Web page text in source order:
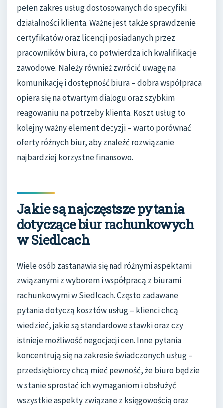
pełen zakres usług dostosowanych do specyfiki
działalności klienta. Ważne jest także sprawdzenie
certyfikatów oraz licencji posiadanych przez
pracowników biura, co potwierdza ich kwalifikacje
zawodowe. Należy również zwrócić uwagę na
komunikację i dostępność biura – dobra współpraca
opiera się na otwartym dialogu oraz szybkim
reagowaniu na potrzeby klienta. Koszt usług to
kolejny ważny element decyzji – warto porównać
oferty różnych biur, aby znaleźć rozwiązanie
najbardziej korzystne finansowo.
Jakie są najczęstsze pytania
dotyczące biur rachunkowych
w Siedlcach
Wiele osób zastanawia się nad różnymi aspektami
związanymi z wyborem i współpracą z biurami
rachunkowymi w Siedlcach. Często zadawane
pytania dotyczą kosztów usług – klienci chcą
wiedzieć, jakie są standardowe stawki oraz czy
istnieje możliwość negocjacji cen. Inne pytania
koncentrują się na zakresie świadczonych usług –
przedsiębiorcy chcą mieć pewność, że biuro będzie
w stanie sprostać ich wymaganiom i obsłużyć
wszystkie aspekty związane z księgowością oraz